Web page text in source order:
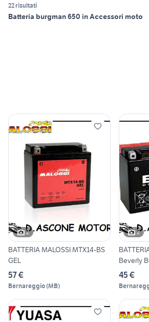
22 risultati
Batteria burgman 650 in Accessori moto
2
BATTERIA MALOSSI MTX14-BS
GEL
57 €
Bernareggio(MB)
2
Beverly
45 €